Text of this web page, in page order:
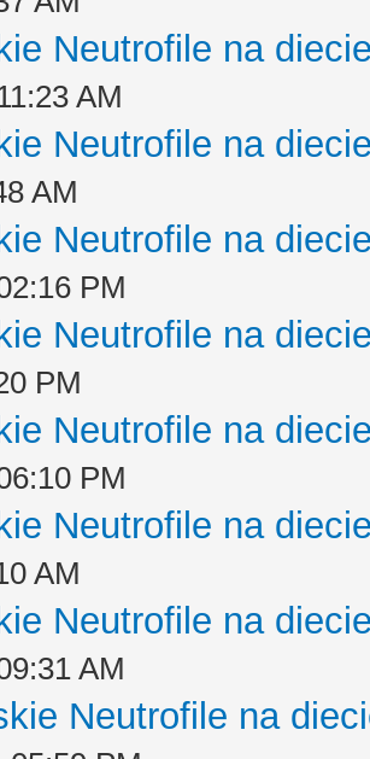
Neutrofile na
AM
Neutrofile na
AM
Neutrofile na
PM
Neutrofile na
PM
Neutrofile na
PM
Neutrofile na
AM
Neutrofile na
AM
Neutrofile na